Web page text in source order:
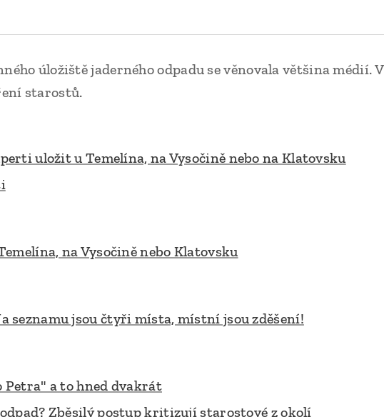
úložiště jaderného odpadu se věnovala většina médií. V
starostů.
uložit u Temelína, na Vysočině nebo na Klatovsku
na Vysočině nebo Klatovsku
seznamu jsou čtyři místa, místní jsou zděšení!
Petra" a to hned dvakrát
Zběsilý postup kritizují starostové z okolí